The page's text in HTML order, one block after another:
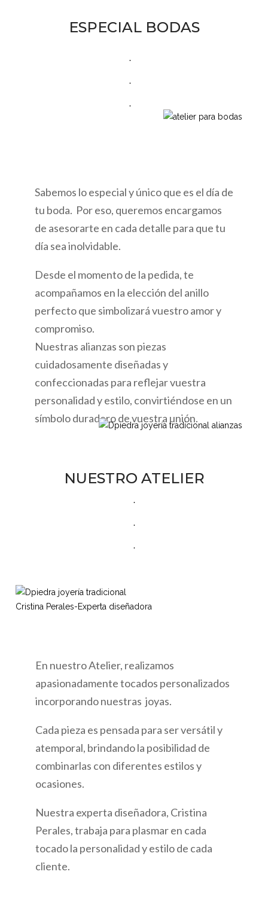
ESPECIAL BODAS
.
.
.
Sabemos lo especial y único que es el día de
tu boda. Por eso, queremos encargamos
de asesorarte en cada detalle para que tu
día sea inolvidable.
Desde el momento de la pedida, te
acompañamos en la elección del anillo
perfecto que simbolizará vuestro amor y
compromiso.
Nuestras alianzas son piezas
cuidadosamente diseñadas y
confeccionadas para reflejar vuestra
personalidad y estilo, convirtiéndose en un
símbolo duradero de vuestra unión.
NUESTRO ATELIER
.
.
.
Cristina Perales-Experta diseñadora
En nuestro Atelier, realizamos
apasionadamente tocados personalizados
incorporando nuestras joyas.
Cada pieza es pensada para ser versátil y
atemporal, brindando la posibilidad de
combinarlas con diferentes estilos y
ocasiones.
Nuestra experta diseñadora, Cristina
Perales, trabaja para plasmar en cada
tocado la personalidad y estilo de cada
cliente.